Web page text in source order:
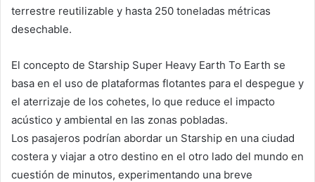
terrestre reutilizable y hasta 250 toneladas métricas
desechable.
El concepto de Starship Super Heavy Earth To Earth se
basa en el uso de plataformas flotantes para el despegue y
el aterrizaje de los cohetes, lo que reduce el impacto
acústico y ambiental en las zonas pobladas.
Los pasajeros podrían abordar un Starship en una ciudad
costera y viajar a otro destino en el otro lado del mundo en
cuestión de minutos, experimentando una breve